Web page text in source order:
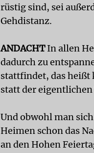
rüstig sind, sei
Gehdistanz.
ANDACHTIn allen
dadurch zu
stattfindet, das heißt
statt der
Und obwohl man
Heimen schon das
an den Hohen